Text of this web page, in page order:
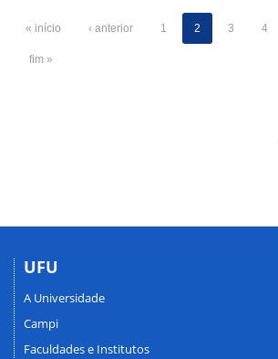
« início ‹ anterior 1 2 3 4
fim »
UFU
A Universidade
Campi
Faculdades e Institutos